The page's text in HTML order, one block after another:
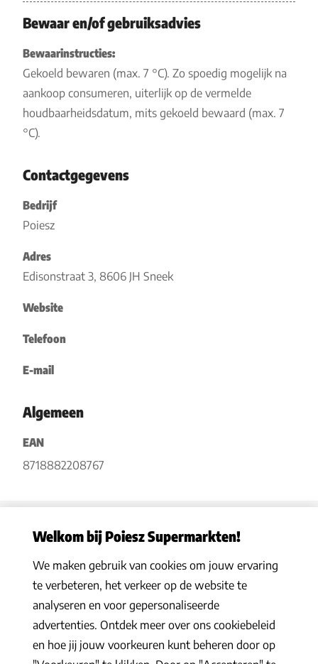
Bewaar en/of gebruiksadvies
Bewaarinstructies:
Gekoeld bewaren (max. 7 °C). Zo spoedig mogelijk na
aankoop consumeren, uiterlijk op de vermelde
houdbaarheidsdatum, mits gekoeld bewaard (max. 7
°C).
Contactgegevens
Bedrijf
Poiesz
Adres
Edisonstraat 3, 8606 JH Sneek
Website
Telefoon
E-mail
Algemeen
EAN
8718882208767
Privacy statement|Algemene voorwaarden |Hoe werkt het |
Veelgestelde vragen|Cookies
© 2026 Poiesz Supermarkten B.V. Alle rechten voorbehouden
Welkom bij Poiesz Supermarkten!
We maken gebruik van cookies om jouw ervaring
te verbeteren, het verkeer op de website te
analyseren en voor gepersonaliseerde
advertenties. Ontdek meer over ons cookiebeleid
en hoe jij jouw voorkeuren kunt beheren door op